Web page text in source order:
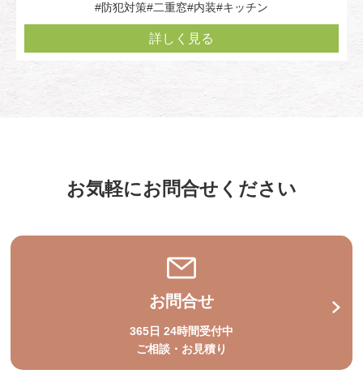
#防犯対策#二重窓#内装#キッチン
詳しく見る
お気軽にお問合せください
お問合せ
365日 24時間受付中
ご相談・お見積り